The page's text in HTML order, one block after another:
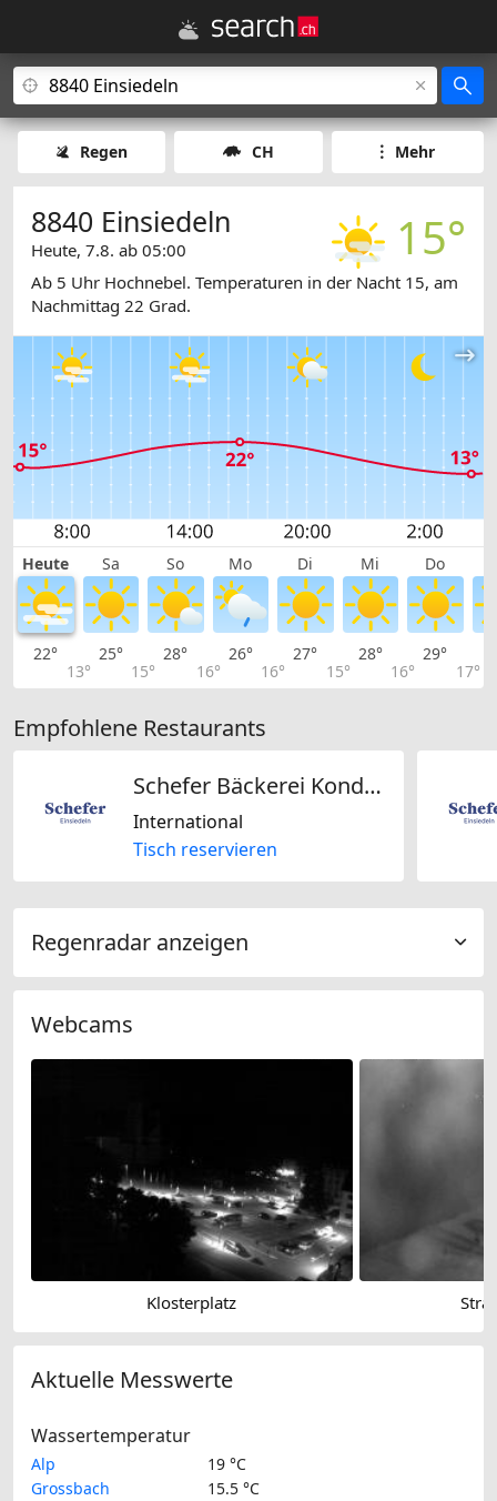
Regen CH Mehr
15°
8840 Einsiedeln
Heute, 7.8. ab 05:00
Ab 5 Uhr Hochnebel. Temperaturen in der Nacht 15, am
Nachmittag 22 Grad.
Heute Sa So Mo Di Mi Do
22°
13°
25°
15°
28°
16°
26°
16°
27°
15°
28°
16°
29°
17°
Empfohlene Restaurants
Schefer Bäckerei Konditorei AG
International
Tisch reservieren
Regenradar anzeigen
Webcams
Klosterplatz
Aktuelle Messwerte
Wassertemperatur
Alp
19 °C
Grossbach
15.5 °C